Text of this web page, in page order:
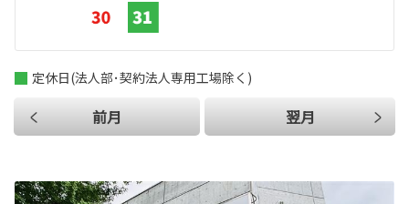
前月 翌月
定休日(法人部･契約法人専用工場除く)